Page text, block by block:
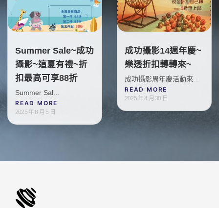
Summer Sale~成功
攝影~這夏有禮~折
扣最高可享88折
Summer Sal...
READ MORE
2025 年 8 月 5 日
成功攝影14週年慶~
樂透折扣轉轉來~
成功攝影周年慶活動來...
READ MORE
2025 年 4 月 30 日